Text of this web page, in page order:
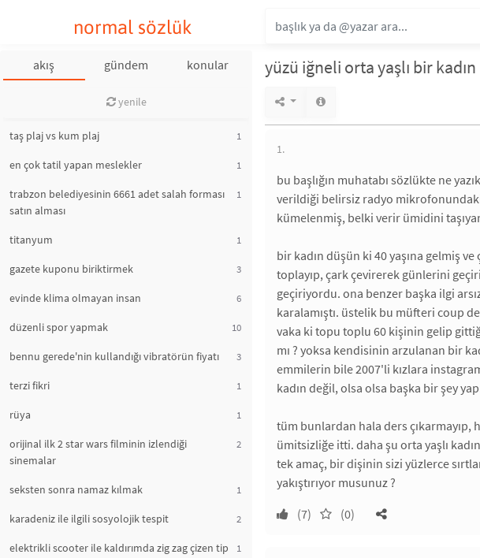
normal sözlük
akış gündem konular
yenile
taş plaj vs kum plaj 1
en çok tatil yapan meslekler 1
trabzon belediyesinin 6661 adet salah forması
satın alması
1
titanyum 1
gazete kuponu biriktirmek 3
evinde klima olmayan insan 6
düzenli spor yapmak 10
bennu gerede'nin kullandığı vibratörün fiyatı 3
terzi fikri 1
rüya 1
orijinal ilk 2 star wars filminin izlendiği
sinemalar
2
seksten sonra namaz kılmak 1
karadeniz ile ilgili sosyolojik tespit 2
elektrikli scooter ile kaldırımda zig zag çizen tip 1
yüzü iğneli orta yaşlı bir
1.
bu başlığın muhatabı sözlükte ne
verildiği belirsiz radyo
kümelenmiş, belki verir ümidini
bir kadın düşün ki 40 yaşına gelmiş
toplayıp, çark çevirerek günlerini
geçiriyordu. ona benzer başka ilgi
karalamıştı. üstelik bu müfteri coup
vaka ki topu toplu 60 kişinin gelip
mı ? yoksa kendisinin arzulanan bir
emmilerin bile 2007'li kızlara
kadın değil, olsa olsa başka bir şey
tüm bunlardan hala ders çıkarmayıp,
ümitsizliğe itti. daha şu orta yaşlı
tek amaç, bir dişinin sizi yüzlerce
yakıştırıyor musunuz ?
(7)
(0)